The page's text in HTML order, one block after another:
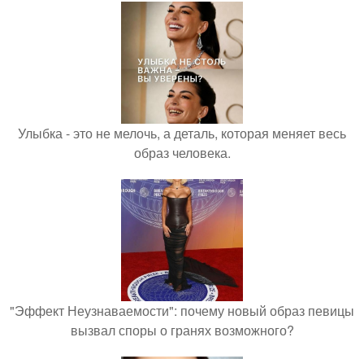
Улыбка - это не мелочь, а деталь, которая меняет весь
образ человека.
"Эффект Неузнаваемости": почему новый образ певицы
вызвал споры о гранях возможного?